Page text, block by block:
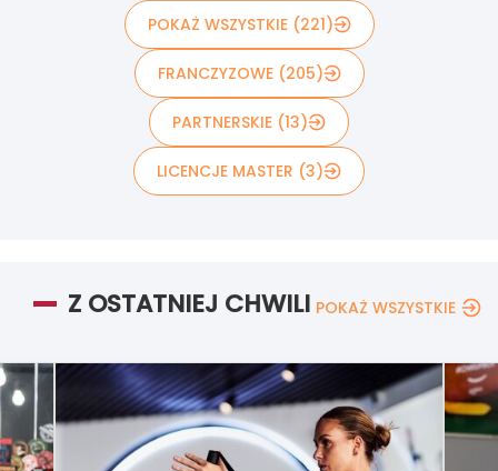
POKAŻ WSZYSTKIE (221)
FRANCZYZOWE (205)
PARTNERSKIE (13)
LICENCJE MASTER (3)
Z OSTATNIEJ CHWILI POKAŻ WSZYSTKIE